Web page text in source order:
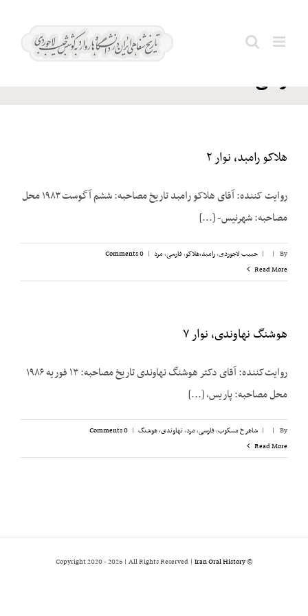
محمد
رضی
هلاکو رامبد، نوار ۲
روایت کننده: آقای هلاکو رامبد تاریخ مصاحبه: ششم آگوست ۱۹۸۳ محل
مصاحبه: شهرنیس- [...]
By
|
| حبیب لاجوردی,رامبد،‌هلاکو,فارسی,مرد |
0 Comments
Read More
هوشنگ نهاوندی، نوار ۷
روایت‌کننده: آقای دکتر هوشنگ نهاوندی تاریخ مصاحبه: ۱۳ فوریه ۱۹۸۶
محل مصاحبه: پاریس، [...]
By
|
| شاهرخ مسکوب,فارسی,مرد,نهاوندی، هوشنگ |
0 Comments
Read More
© Copyright 2020 -
2026 | All Rights Reserved | Iran Oral History